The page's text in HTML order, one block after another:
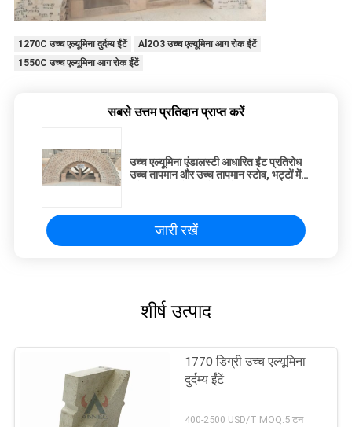
1270C उच्च एल्यूमिना दुर्दम्य ईंटें
Al2O3 उच्च एल्यूमिना आग रोक ईंटें
1550C उच्च एल्यूमिना आग रोक ईंटें
सबसे उत्तम प्रतिदान प्राप्त करें
उच्च एल्यूमिना एंडालस्टी आधारित ईंट प्रतिरोध
उच्च तापमान और उच्च तापमान स्टोव, भट्टों में
जारी रखें
शीर्ष उत्पाद
1770 डिग्री उच्च एल्यूमिना
दुर्दम्य ईंटें
400-2500 USD/T MOQ:5 टन